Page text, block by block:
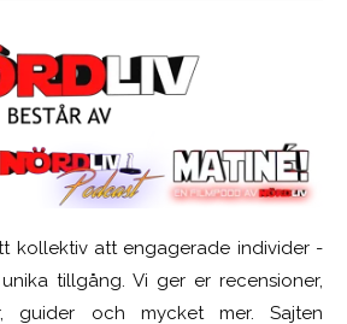
kollektiv att engagerade individer -
tillgång. Vi ger er recensioner,
guider och mycket mer. Sajten